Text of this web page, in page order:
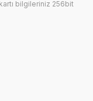
bilgileriniz 256bit